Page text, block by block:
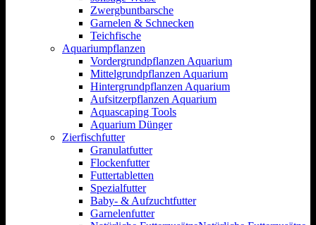
Zwergbuntbarsche
Garnelen & Schnecken
Teichfische
Aquariumpflanzen
Vordergrundpflanzen Aquarium
Mittelgrundpflanzen Aquarium
Hintergrundpflanzen Aquarium
Aufsitzerpflanzen Aquarium
Aquascaping Tools
Aquarium Dünger
Zierfischfutter
Granulatfutter
Flockenfutter
Futtertabletten
Spezialfutter
Baby- & Aufzuchtfutter
Garnelenfutter